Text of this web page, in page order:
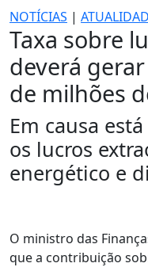
NOTÍCIAS |
Taxa sobre
deverá
de milhões
Em causa
os lucros
energético e
O ministro das
que a contribuição